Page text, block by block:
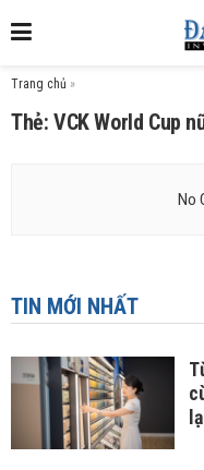
Trang chủ »
Thẻ: VCK World Cup
No
TIN MỚI NHẤT